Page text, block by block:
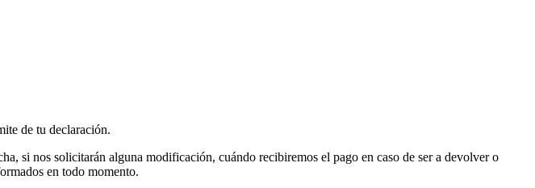
de tu declaración.
si nos solicitarán alguna modificación, cuándo recibiremos el pago en caso de ser a devolver o
en todo momento.